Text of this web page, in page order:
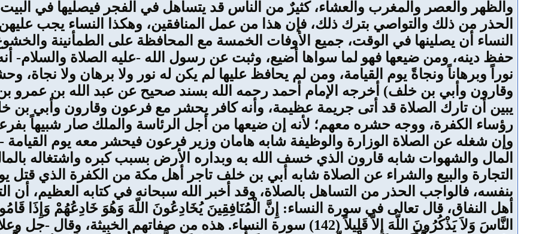
والظهر والعصر والمغرب والعشاء، كثيرٌ من الناس قد يتساهل في الفجر فيصليها في
الحذر من ذلك والتواصي بترك ذلك، فإن هذا من عمل المنافقين، وهكذا النساء يجب
النساء أن يصلينها في الوقت، جميع الأوفات الخمسة مع المحافظة على الطمأنينة
حفظ دينه، ومن ضيعها فهو لما سواها أضيع، وثبت عن رسول الله -عليه الصلاة والسلام-
نوراً وبرهاناً ونجاةً يوم القيامة، ومن لم يحافظ عليها لم يكن له نور ولا برهان ولا نجاة،
وقارون وأبي بن خلف) أخرجه الإمام أحمد رحمه الله بسند صحيح عن عبد الله بن عمرو
يبين أن تارك الصلاة قد أتى جريمة عظيمة، وأنه كافر يحشر مع فرعون وقارون وأبي بن
رؤساء الكفرة، ووجه حشره معهم؛ لأنه إن ضيعها من أجل الرئاسة والملك صار شبيهاً
وإن شغله عن الصلاة الوزارة والوظيفة شابه هامان وزير فرعون فيحشر معه يوم القيامة
المال والشهوات شابه قارون الذي خسف الله به وبداره الأرض بسبب كبره واشتغاله
التجارة والبيع والشراء عن الصلاة شابه أبي بن خلف تاجر أهل مكة من الكفرة الذي قتل
بنفسه، فالواجب الحذر من التساهل بالصلاة، وقد أخبر الله سبحانه في كتابه العظيم، أن
أهل النفاق، قال تعالى في سورة النساء: إِنَّ الْمُنَافِقِينَ يُخَادِعُونَ اللّهَ وَهُوَ خَادِعُهُمْ وَإِذَا
النَّاسَ وَلاَ يَذْكُرُونَ اللّهَ إِلاَّ قَلِيلاً (142) سورة النساء. هذه من صفاتهم